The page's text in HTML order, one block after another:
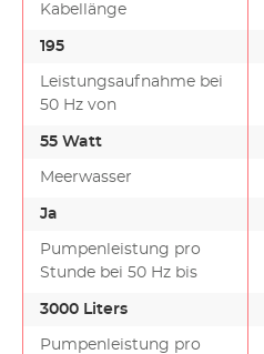
Kabellänge
195
Leistungsaufnahme bei
50 Hz von
55 Watt
Meerwasser
Ja
Pumpenleistung pro
Stunde bei 50 Hz bis
3000 Liters
Pumpenleistung pro